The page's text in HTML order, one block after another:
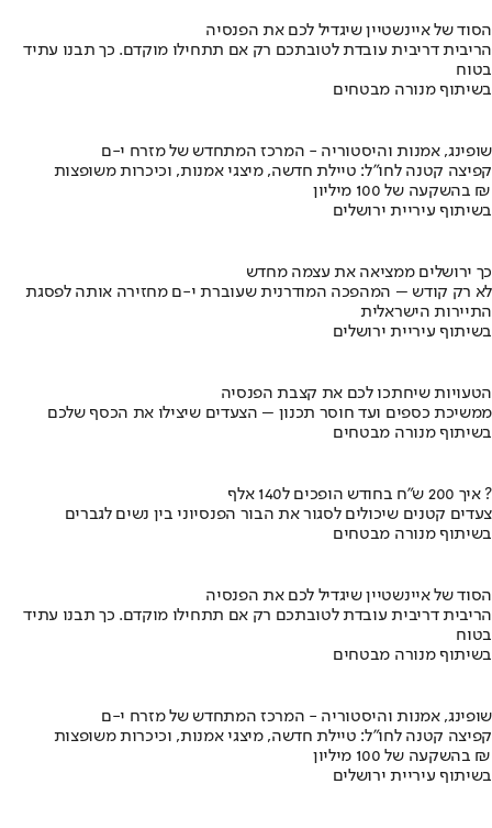
הסוד של איינשטיין שיגדיל לכם את הפנסיה
הריבית דריבית עובדת לטובתכם רק אם תתחילו מוקדם. כך תבנו עתיד
בטוח
בשיתוף מנורה מבטחים
שופינג, אמנות והיסטוריה - המרכז המתחדש של מזרח י-ם
קפיצה קטנה לחו"ל: טיילת חדשה, מיצגי אמנות, וכיכרות משופצות
בהשקעה של 100 מיליון ₪
בשיתוף עיריית ירושלים
כך ירושלים ממציאה את עצמה מחדש
לא רק קודש – המהפכה המודרנית שעוברת י-ם מחזירה אותה לפסגת
התיירות הישראלית
בשיתוף עיריית ירושלים
הטעויות שיחתכו לכם את קצבת הפנסיה
ממשיכת כספים ועד חוסר תכנון – הצעדים שיצילו את הכסף שלכם
בשיתוף מנורה מבטחים
איך 200 ש"ח בחודש הופכים ל140 אלף ?
צעדים קטנים שיכולים לסגור את הבור הפנסיוני בין נשים לגברים
בשיתוף מנורה מבטחים
הסוד של איינשטיין שיגדיל לכם את הפנסיה
הריבית דריבית עובדת לטובתכם רק אם תתחילו מוקדם. כך תבנו עתיד
בטוח
בשיתוף מנורה מבטחים
שופינג, אמנות והיסטוריה - המרכז המתחדש של מזרח י-ם
קפיצה קטנה לחו"ל: טיילת חדשה, מיצגי אמנות, וכיכרות משופצות
בהשקעה של 100 מיליון ₪
בשיתוף עיריית ירושלים